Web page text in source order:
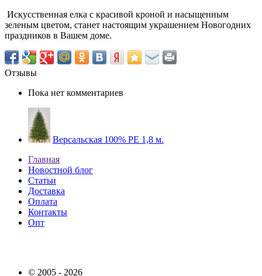
Искусственная елка с красивой кроной и насыщенным
зеленым цветом, станет настоящим украшением Новогодних
праздников в Вашем доме.
Отзывы
Пока нет комментариев
Версальская 100% PE 1,8 м.
Главная
Новостной блог
Статьи
Доставка
Оплата
Контакты
Опт
© 2005 - 2026